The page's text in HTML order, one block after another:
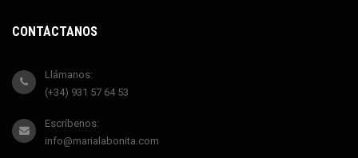
CONTÁCTANOS
Llámanos:
(+34) 931 57 64 53
Escríbenos:
info@marialabonita.com